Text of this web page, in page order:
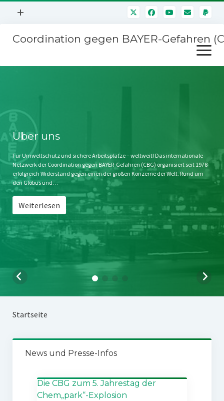
Menü
+
Mitmachen
Kontakt
Impressum
Störfälle
Coordination gegen BAYER-Gefahren
Menü
öffnen
Stichwort BAYER
Jahrestagung
SPENDEN
Über uns
Für Umweltschutz und sichere Arbeitsplätze – weltweit! Das internationale
Netzwerk der Coordination gegen BAYER-Gefahren (CBG) organisiert seit 1978
erfolgreich Widerstand gegen einen der großen Konzerne der Welt. Rund um
den Globus und…
Weiterlesen
Startseite
News und Presse-Infos
Die CBG zum 5. Jahrestag der
Chem„park“-Explosion